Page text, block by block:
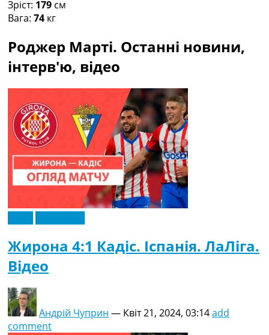
Таблиця Ліги Чемпіонів
Всі таблиці >>>
Рейтинг країн УЄФА
Рейтинг клубів УЄФА
Рейтинг ФІФА
Телепрограма
RU
UA
Categories
Головна
Новини футболу
Новини футболу України
Футбольні трансфери
Останні коментарі
Конкурс прогнозів
Турніри
Чемпіонат Світу
Зріст: 179 см
Вага: 74 кг
Роджер Марті. Останні новини,
інтерв'ю, відео
Жирона 4:1 Кадіс. Іспанія. ЛаЛіга.
Відео
Андрій Чуприн — Квіт 21, 2024, 03:14add
comment